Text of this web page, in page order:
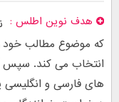
هدف نوین اطلس
که موضوع مطالب
انتخاب می کند. سپس
های فارسی و انگلیسی